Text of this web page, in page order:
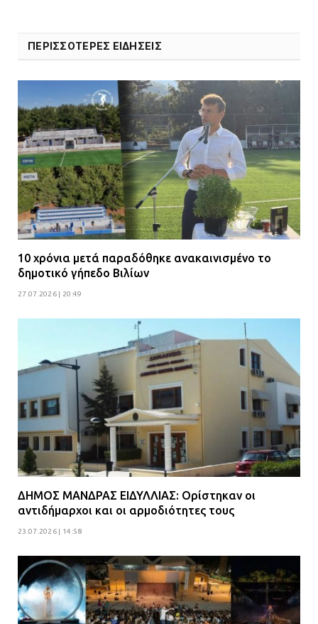
σε σκουπιδοφάγο για να μη τα βρει
07.07.2026 | 09:56
Βούλα: Κραυγή αγωνίας από
κατοίκους για την οδό Άρεως –
«Τρέχουν με 90 χλμ. μέσα στη
γειτονιά»
07.07.2026 | 09:48
ΠΕΡΙΣΣΟΤΕΡΕΣ ΕΙΔΗΣΕΙΣ
10 χρόνια μετά παραδόθηκε ανακαινισμένο το
δημοτικό γήπεδο Βιλίων
27.07.2026 | 20:49
ΔΗΜΟΣ ΜΑΝΔΡΑΣ ΕΙΔΥΛΛΙΑΣ: Ορίστηκαν οι
αντιδήμαρχοι και οι αρμοδιότητες τους
23.07.2026 | 14:58